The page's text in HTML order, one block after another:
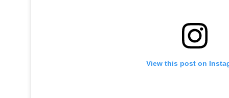
View this post on